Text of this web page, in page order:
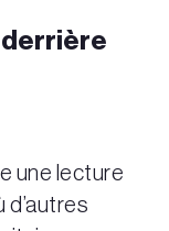
derrière
une lecture